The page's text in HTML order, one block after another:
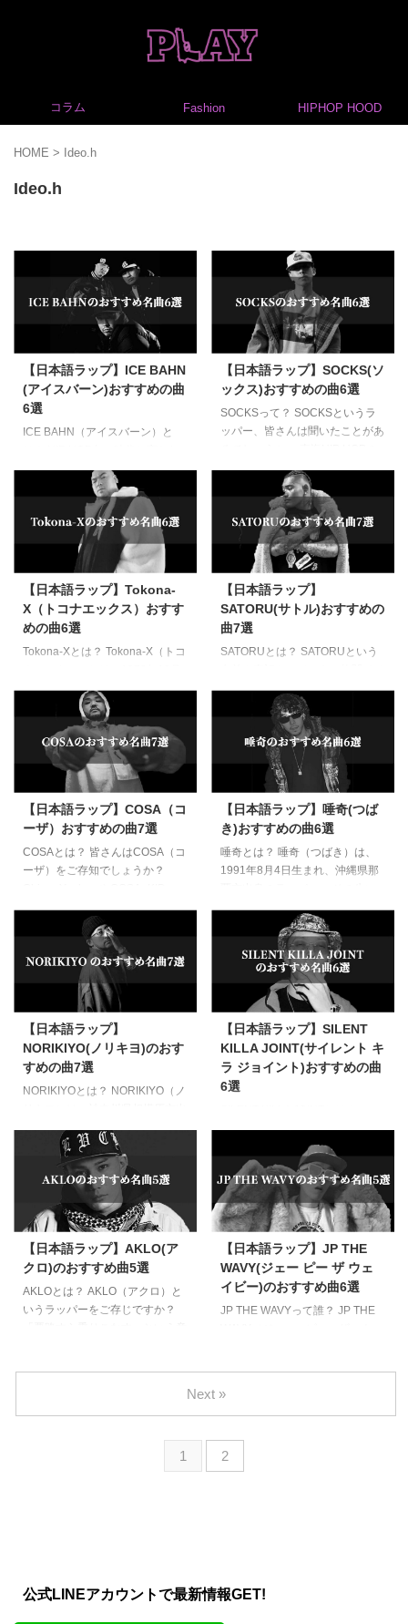
コラム Fashion HIPHOP HOOD
HOME > Ideo.h
Ideo.h
【日本語ラップ】ICE BAHN
(アイスバーン)おすすめの曲
6選
ICE BAHN（アイスバーン）と
た2003年に活動を開始したクル
ー、それがICE BAHN（アイスバ
ーン）です。 日本語ラップが日
の目を浴び、シーンが盛り上がっ
たからこそのHIP HOP人口の増
加、それによる供給過多が引き起
こしたHIP HOP離れ、そんな厳し
い時代を掻いくぐってきたICE
BAHNは、レジェンドクラスの老
舗クルーといえるでしょう。 メ
ンバーはフリースタイルダンジョ
表の活動を展開する低音域 ...
【日本語ラップ】SOCKS(ソ
ックス)おすすめの曲6選
SOCKSって？ SOCKSというラ
ッパー、皆さんは聞いたことがあ
のラッパーで、Tokona-Xが率い
ていたM.O.S.A.D.に大きな影響を
受けた一人です。 M.O.S.A.D.が
隆盛を極めていた2002年辺りに
M.O.S.A.D.のライブを見て衝撃を
受けた17歳の彼。 そこでラッパ
ーになることを決意したといいま
す。 そこから動き出したSOCKS
は、DJ RYOWが展開する
「Youngest In Charge」のメンバ
【日本語ラップ】Tokona-
X（トコナエックス）おすす
めの曲6選
Tokona-Xとは？ Tokona-X（トコ
20日生まれ、愛知県常滑市出身
のラッパーです。 彼は、2004年
11月に26歳という若さで早逝し
たことも含めて、今尚語り継がれ
る超伝説の東海ラッパーです。
世代で言えばMACCHOや漢.a.k.a
GAMI、D.O、AK-69、DJ
RYOW、ANARCHY、般若などと
同じ1978年生まれで、その世代
の先頭を走っていたのが彼でし
た。 女遊びの絶えない父、薬物
だ常滑市で ...
【日本語ラップ】
SATORU(サトル)おすすめの
曲7選
SATORUとは？ SATORUという
ントを思い浮かべる方も多いでし
ょう。 そうです、「ブレイキン
グダウン」のSATORUですね。
そのSATORUとラッパーの
SATORUは同一人物です。 ブラ
ジル生まれで、3歳で栃木県足利
市に移住してきたSATORUは中学
生でHIP HOPに出会います。 そ
して、16歳の頃にレゲーアーテ
ィストでありながらフリースタイ
ルバトルでも大活躍している
属していたSATORUは、ラップ活
【日本語ラップ】COSA（コ
ーザ）おすすめの曲7選
COSAとは？ 皆さんはCOSA（コ
ーザ）をご存知でしょうか？
FRESINOとしての活動が有名な
ラッパーですね。 COSAは愛知県
出身で1987年生まれ、中学時代
にはすでに「ラッパーになる」と
豪語し、卒業文集にも書き記して
いた男です。 姉の影響で「ウェ
ッサイ」を好んだというCOSA
は、次第にニューヨークラップな
どに傾倒していきます。 「ウェ
ッサイ」とはロサンゼルスの西側
「West Side」を意味し、ギャン
【日本語ラップ】唾奇(つば
き)おすすめの曲6選
唾奇とは？ 唾奇（つばき）は、
1991年8月4日生まれ、沖縄県那
立ちは壮絶で、シングルマザーの
母親のネグレクトによりほぼ母親
とは関わらない人生を歩んできま
した。 年に数日くらいしか帰っ
てこない母親は、帰ってきても男
を連れだっての帰宅も多かったと
いいます。 食事は祖母が時折届
けてくれますが、なければ近所や
マンションの住人に恵んでもらう
ような生活でした。 場合によっ
ては2歳年上の姉が万引きしてき
で姉は不良になりシンナーに ...
【日本語ラップ】
NORIKIYO(ノリキヨ)のおす
すめの曲7選
NORIKIYOとは？ NORIKIYO（ノ
身で1979年生まれのラッパーで
す。 MACCHOや漢 a.k.a.GAMI、
般若などのレジェンド世代の1つ
年下のNORIKIYOは、相模原の相
武台という地元でSD JUNKSTA
というHIP HOPクルーを結成し活
なNORIKIYOに第一の試練が待っ
ていました。 当時、執行猶予中
だったNORIKIYO、友人と出かけ
たクラブで酒をかけられたことか
【日本語ラップ】SILENT
KILLA JOINT(サイレント キ
ラ ジョイント)おすすめの曲
6選
SILENT KILLA JOINT（サイレン
ト キラ ジョイント）は、兵庫
県淡路島出身で1994年7月18日生
まれのラッパーです。 中学時代
から素行の悪さは折り紙付きで、
悪のサラブレッドだった彼。 そ
害監禁事件を引き起こし翌2017
年から2年9か月間の服役も経験
した筋金入り。 しかも刑務所の
中でロヒブノールという薬の中毒
【日本語ラップ】AKLO(ア
クロ)のおすすめ曲5選
AKLOとは？ AKLO（アクロ）と
いうラッパーをご存じですか？
キシコ、以降は日本（一時渡米）
で育ったある意味では逆輸入ラッ
ブ、逆に日本語は当初、やや苦戦
【日本語ラップ】JP THE
WAVY(ジェー ピー ザ ウェ
イビー)のおすすめ曲6選
JP THE WAVYって誰？ JP THE
にしたシンデレラボーイ・ラッパ
ーです。 神奈川県平塚市出身、
1993年生まれの彼は小学生時代
にドラムを習うも、中学・高校で
はダンスに目覚め、ダンスクルー
ーのリーダーがシンガーとしての
...
1 2
Next »
公式LINEアカウントで最新情報GET!